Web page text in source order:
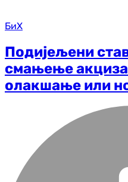
БиХ
Подијељени
смањење
олакшање или